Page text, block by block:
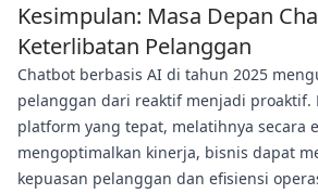
Kesimpulan: Masa Depan
Keterlibatan Pelanggan
Chatbot berbasis AI di tahun 2025
pelanggan dari reaktif menjadi proaktif.
platform yang tepat, melatihnya secara
mengoptimalkan kinerja, bisnis dapat
kepuasan pelanggan dan efisiensi